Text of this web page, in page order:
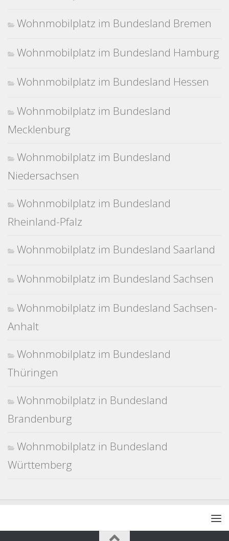
Wohnmobilplatz im Bundesland Bremen
Wohnmobilplatz im Bundesland Hamburg
Wohnmobilplatz im Bundesland Hessen
Wohnmobilplatz im Bundesland
Mecklenburg
Wohnmobilplatz im Bundesland
Niedersachsen
Wohnmobilplatz im Bundesland
Rheinland-Pfalz
Wohnmobilplatz im Bundesland Saarland
Wohnmobilplatz im Bundesland Sachsen
Wohnmobilplatz im Bundesland Sachsen-
Anhalt
Wohnmobilplatz im Bundesland
Thüringen
Wohnmobilplatz in Bundesland
Brandenburg
Wohnmobilplatz in Bundesland
Württemberg